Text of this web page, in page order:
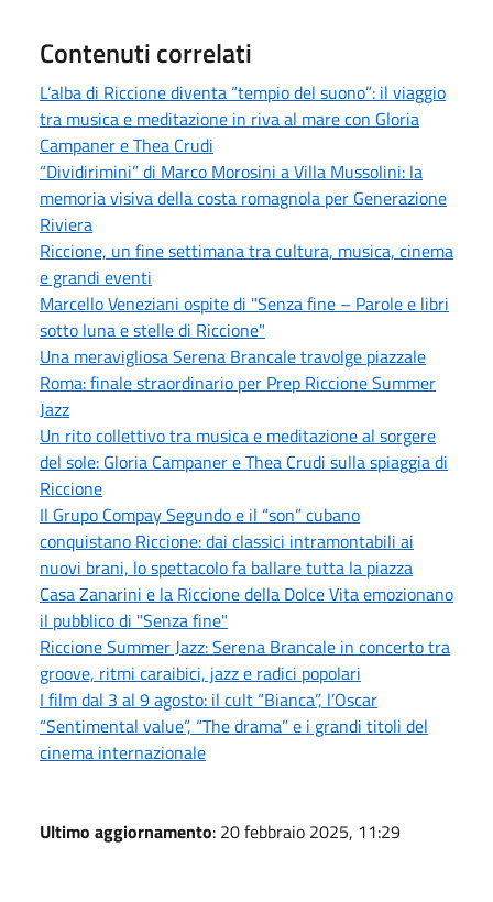
Contenuti correlati
L’alba di Riccione diventa “tempio del suono”: il viaggio
tra musica e meditazione in riva al mare con Gloria
Campaner e Thea Crudi
“Dividirimini” di Marco Morosini a Villa Mussolini: la
memoria visiva della costa romagnola per Generazione
Riviera
Riccione, un fine settimana tra cultura, musica, cinema
e grandi eventi
Marcello Veneziani ospite di "Senza fine – Parole e libri
sotto luna e stelle di Riccione"
Una meravigliosa Serena Brancale travolge piazzale
Roma: finale straordinario per Prep Riccione Summer
Jazz
Un rito collettivo tra musica e meditazione al sorgere
del sole: Gloria Campaner e Thea Crudi sulla spiaggia di
Riccione
Il Grupo Compay Segundo e il “son” cubano
conquistano Riccione: dai classici intramontabili ai
nuovi brani, lo spettacolo fa ballare tutta la piazza
Casa Zanarini e la Riccione della Dolce Vita emozionano
il pubblico di "Senza fine"
Riccione Summer Jazz: Serena Brancale in concerto tra
groove, ritmi caraibici, jazz e radici popolari
I film dal 3 al 9 agosto: il cult “Bianca”, l’Oscar
“Sentimental value”, “The drama” e i grandi titoli del
cinema internazionale
Ultimo aggiornamento: 20 febbraio 2025, 11:29